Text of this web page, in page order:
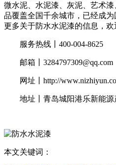
微水泥、水泥漆、灰泥、艺术
品覆盖全国千余城市，已经成
更多关于防水水泥漆的信息，欢
服务热线丨400-004-8625
邮箱丨3284797309@qq.com
网址丨http://
地址丨青岛城阳港乐新能源
本文关键词：